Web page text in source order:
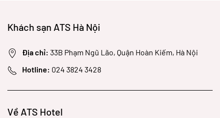
Khách sạn ATS Hà Nội
Địa chỉ: 33B Phạm Ngũ Lão, Quận Hoàn Kiếm, Hà Nội
Hotline: 024 3824 3428
Về ATS Hotel